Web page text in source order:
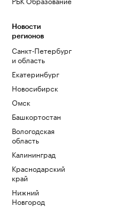
Новости
регионов
Санкт-Петербург
и область
Екатеринбург
Новосибирск
Омск
Башкортостан
Вологодская
область
Калининград
Краснодарский
край
Нижний
Новгород